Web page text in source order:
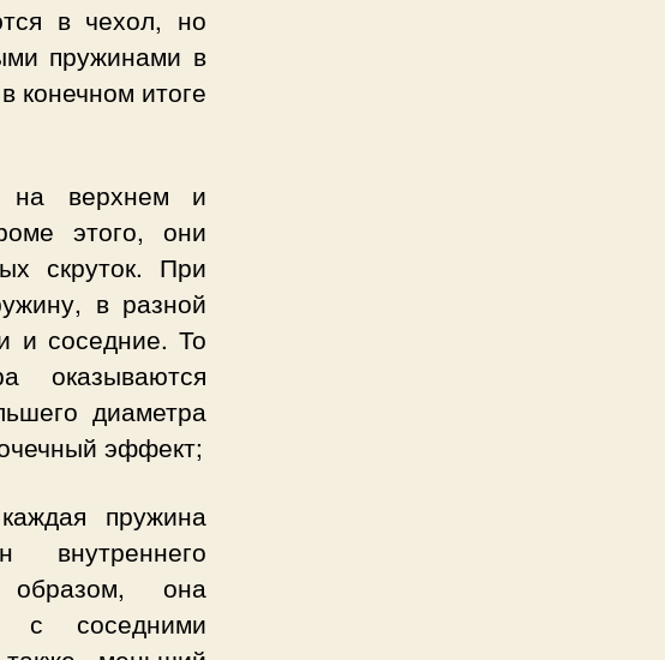
в чехол, но
пружинами в
конечном итоге
на верхнем и
этого, они
скруток. При
в разной
и соседние. То
оказываются
диаметра
эффект;
пружина
образом, она
с соседними